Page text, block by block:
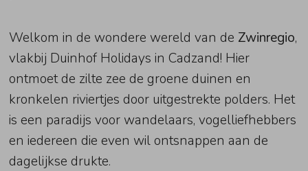
Welkom in de wondere wereld van de Zwinregio,
vlakbij Duinhof Holidays in Cadzand! Hier
ontmoet de zilte zee de groene duinen en
kronkelen riviertjes door uitgestrekte polders. Het
is een paradijs voor wandelaars, vogelliefhebbers
en iedereen die even wil ontsnappen aan de
dagelijkse drukte.